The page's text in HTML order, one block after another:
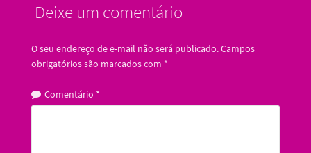
Deixe um comentário
O seu endereço de e-mail não será publicado.Campos
obrigatórios são marcados com *
Comentário *